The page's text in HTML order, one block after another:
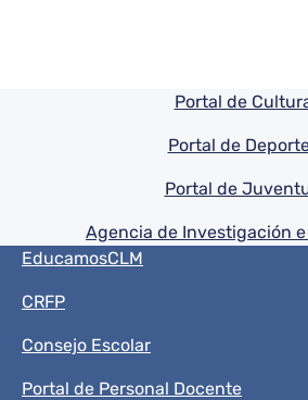
Pie de paginaPortal de
Portal de
Portal de
Agencia de Investigación
Menú del pie
EducamosCLM
CRFP
Consejo Escolar
Portal de Personal Docente